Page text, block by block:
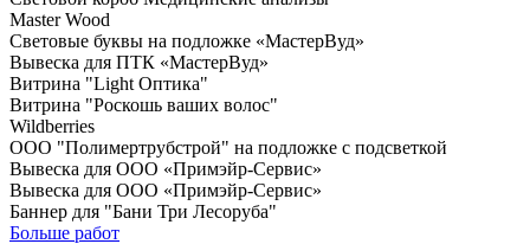
Master Wood
Световые буквы на подложке «МастерВуд»
Вывеска для ПТК «МастерВуд»
Витрина "Light Оптика"
Витрина "Роскошь ваших волос"
Wildberries
ООО "Полимертрубстрой" на подложке с подсветкой
Вывеска для ООО «Примэйр-Сервис»
Вывеска для ООО «Примэйр-Сервис»
Баннер для "Бани Три Лесоруба"
Больше работ